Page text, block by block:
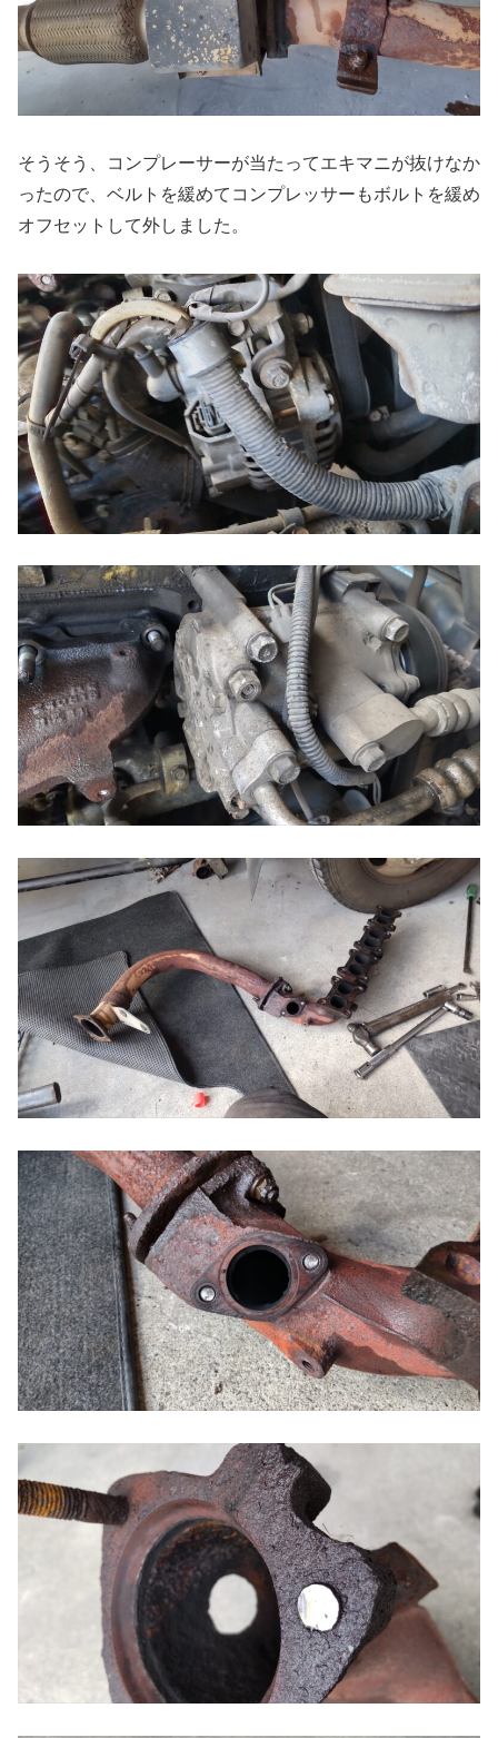
そうそう、コンプレーサーが当たってエキマニが抜けなか
ったので、ベルトを緩めてコンプレッサーもボルトを緩め
オフセットして外しました。